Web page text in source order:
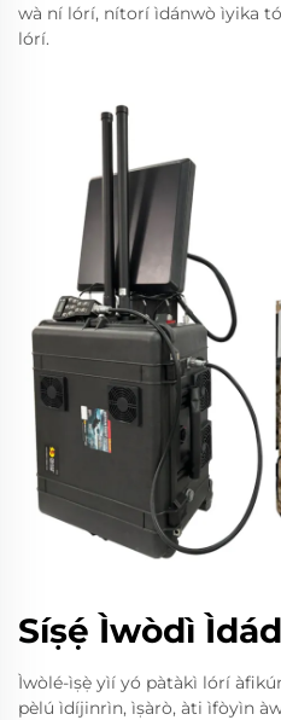
wà ní lórí, nítorí ìdánwò ìyika
lórí.
Síṣẹ́ Ìwòdì
Ìwòlé-ìṣẹ̀ yìí yó pàtàkì lórí
pèlú ìdíjinrìn, ìṣàrò, àti ìfòyìn